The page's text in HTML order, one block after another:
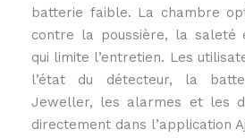
batterie faible. La chambre
contre la poussière, la saleté
qui limite l’entretien. Les
l’état du détecteur, la
Jeweller, les alarmes et les
directement dans l’application